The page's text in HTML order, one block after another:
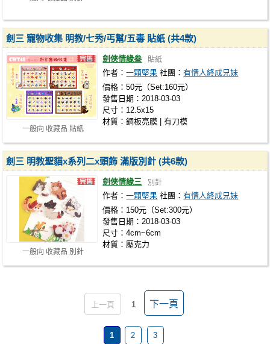
一般向 收藏品 貼紙
劍三 寵物收集 明教/七秀/丐幫/五毒 貼紙 (共4款)
劍俠情緣叁 貼紙
作者：一顆堅果 社團：有情人終成兄妹
價格：50元（Set:160元）
發售日期：2018-03-03
尺寸：12.5x15
材質：銅板亮膜 | 有刀模
一般向 收藏品 別針
劍三 明教聖貓x系列二x頭飾 滿版別針 (共6款)
劍俠情緣三 別針
作者：一顆堅果 社團：有情人終成兄妹
價格：150元（Set:300元）
發售日期：2018-03-03
尺寸：4cm~6cm
材質：壓克力
上一頁 1 下一頁
1 2 3